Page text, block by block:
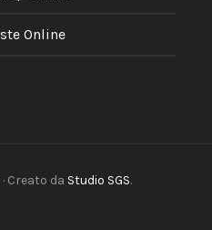
Online
Creato da Studio SGS.